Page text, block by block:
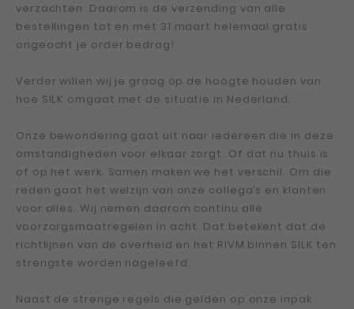
verzachten. Daarom is de verzending van alle
bestellingen tot en met 31 maart helemaal gratis
ongeacht je order bedrag!
Verder willen wij je graag op de hoogte houden van
hoe SILK omgaat met de situatie in Nederland.
Onze bewondering gaat uit naar iedereen die in deze
omstandigheden voor elkaar zorgt. Of dat nu thuis is
of op het werk. Samen maken we het verschil. Om die
reden gaat het welzijn van onze collega’s en klanten
voor alles. Wij nemen daarom continu alle
voorzorgsmaatregelen in acht. Dat betekent dat de
richtlijnen van de overheid en het RIVM binnen SILK ten
strengste worden nageleefd.
Naast de strenge regels die gelden op onze inpak